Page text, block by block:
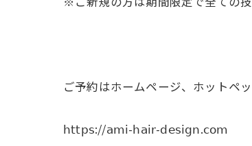
ご予約はホームページ、ホットペ
𝗁𝗍𝗍𝗉𝗌://𝖺𝗆𝗂-𝗁𝖺𝗂𝗋-𝖽𝖾𝗌𝗂𝗀𝗇.𝖼𝗈𝗆